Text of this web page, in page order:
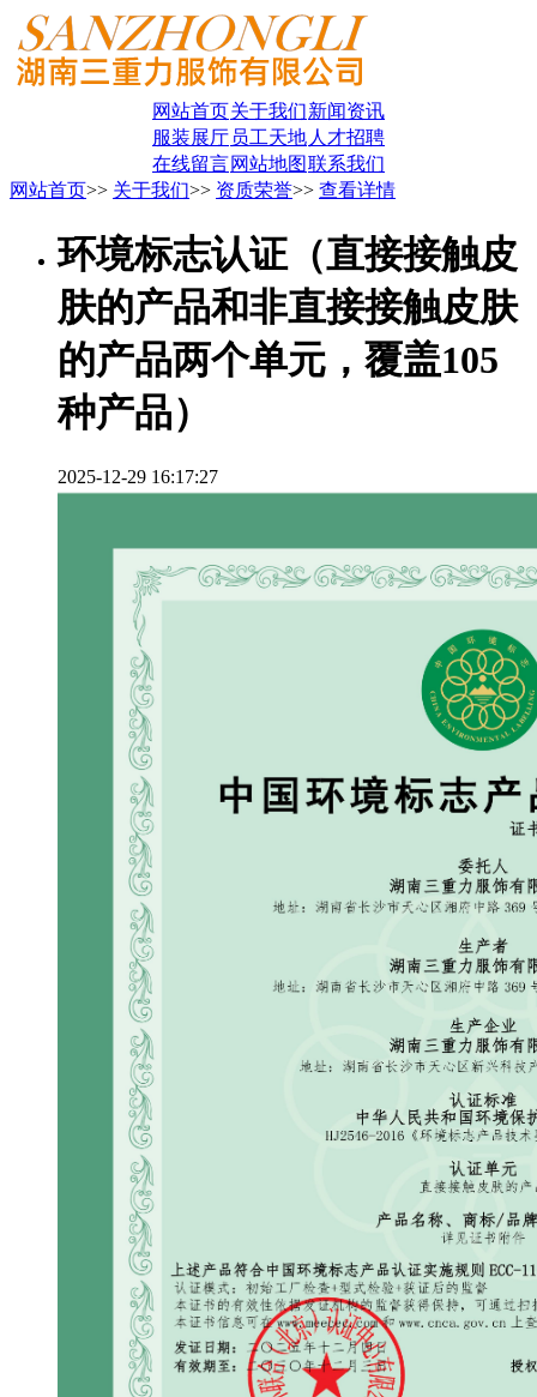
网站首页关于我们新闻资讯
服装展厅 员工天地 人才招聘
在线留言网站地图联系我们
网站首页>> 关于我们>> 资质荣誉>> 查看详情
环境标志认证（直接接触皮
肤的产品和非直接接触皮肤
的产品两个单元，覆盖105
种产品）
2025-12-29 16:17:27